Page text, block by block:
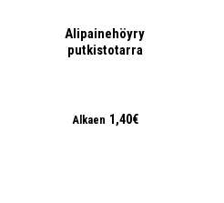
Alipainehöyry
putkistotarra
Alkaen 1,40€